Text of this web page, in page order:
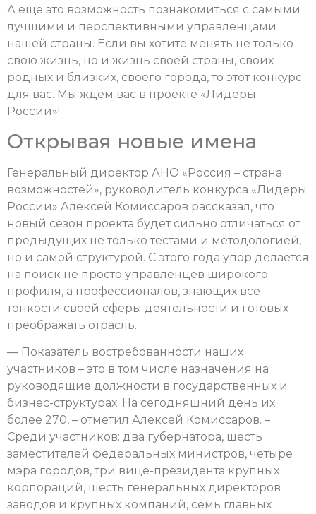
А еще это возможность познакомиться с самыми
лучшими и перспективными управленцами
нашей страны. Если вы хотите менять не только
свою жизнь, но и жизнь своей страны, своих
родных и близких, своего города, то этот конкурс
для вас. Мы ждем вас в проекте «Лидеры
России»!
Открывая новые имена
Генеральный директор АНО «Россия – страна
возможностей», руководитель конкурса «Лидеры
России» Алексей Комиссаров рассказал, что
новый сезон проекта будет сильно отличаться от
предыдущих не только тестами и методологией,
но и самой структурой. С этого года упор делается
на поиск не просто управленцев широкого
профиля, а профессионалов, знающих все
тонкости своей сферы деятельности и готовых
преображать отрасль.
— Показатель востребованности наших
участников – это в том числе назначения на
руководящие должности в государственных и
бизнес-структурах. На сегодняшний день их
более 270, – отметил Алексей Комиссаров. –
Среди участников: два губернатора, шесть
заместителей федеральных министров, четыре
мэра городов, три вице-президента крупных
корпораций, шесть генеральных директоров
заводов и крупных компаний, семь главных